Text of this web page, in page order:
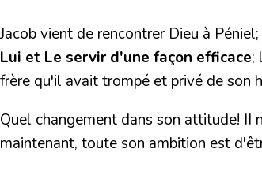
Jacob vient de rencontrer Dieu à
Lui et Le servir d'une façon efficace;
frère qu'il avait trompé et privé de son
Quel changement dans son attitude! II
maintenant, toute son ambition est